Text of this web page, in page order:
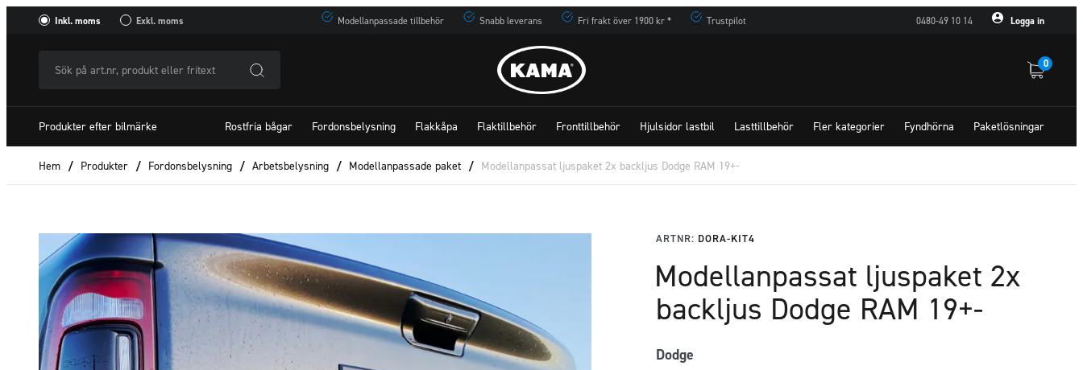
Inkl. moms Exkl. moms Modellanpassade tillbehör Snabb leverans Fri frakt över 1900 kr * Trustpilot 0480-49 10 14 Logga in
art.nr,
produkt
eller
fritextSök
0
Produkter efter bilmärke Rostfria bågar Fordonsbelysning Flakkåpa Flaktillbehör Fronttillbehör Hjulsidor lastbil Lasttillbehör Fler kategorier Fyndhörna Paketlösningar
Hem / Produkter / Fordonsbelysning / Arbetsbelysning / Modellanpassade paket / Modellanpassat ljuspaket 2x backljus Dodge RAM 19+-
ARTNR: DORA-KIT4
Modellanpassat ljuspaket 2x
backljus Dodge RAM 19+-
Dodge